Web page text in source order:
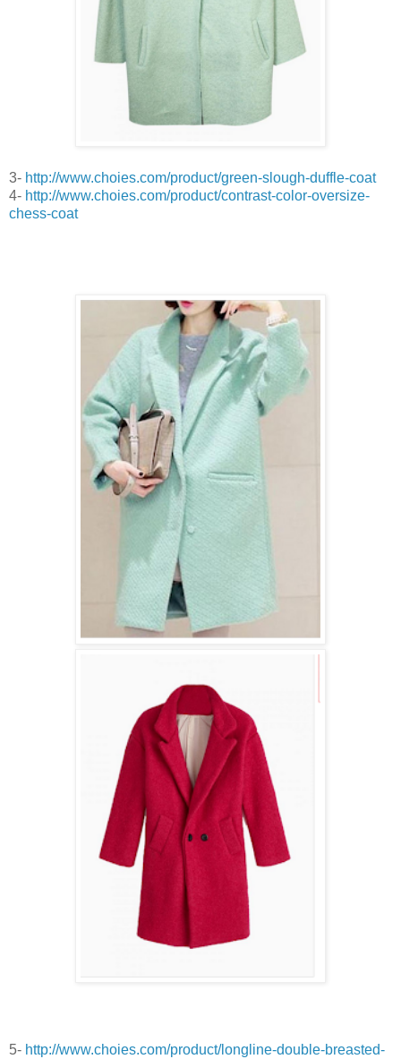
3- http://www.choies.com/product/green-slough-duffle-coat
4- http://www.choies.com/product/contrast-color-oversize-
chess-coat
5- http://www.choies.com/product/longline-double-breasted-